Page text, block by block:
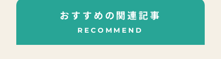
おすすめの関連記事
RECOMMEND